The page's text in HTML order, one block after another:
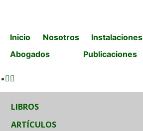
Inicio Nosotros Instalaciones
Abogados
Publicaciones
LIBROS
ARTÍCULOS